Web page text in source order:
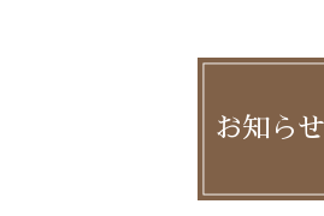
お知らせ